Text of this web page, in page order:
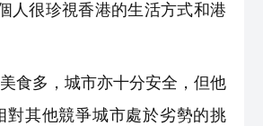
人很珍視香港的生活方式和港
食多，城市亦十分安全，但他
其他競爭城市處於劣勢的挑